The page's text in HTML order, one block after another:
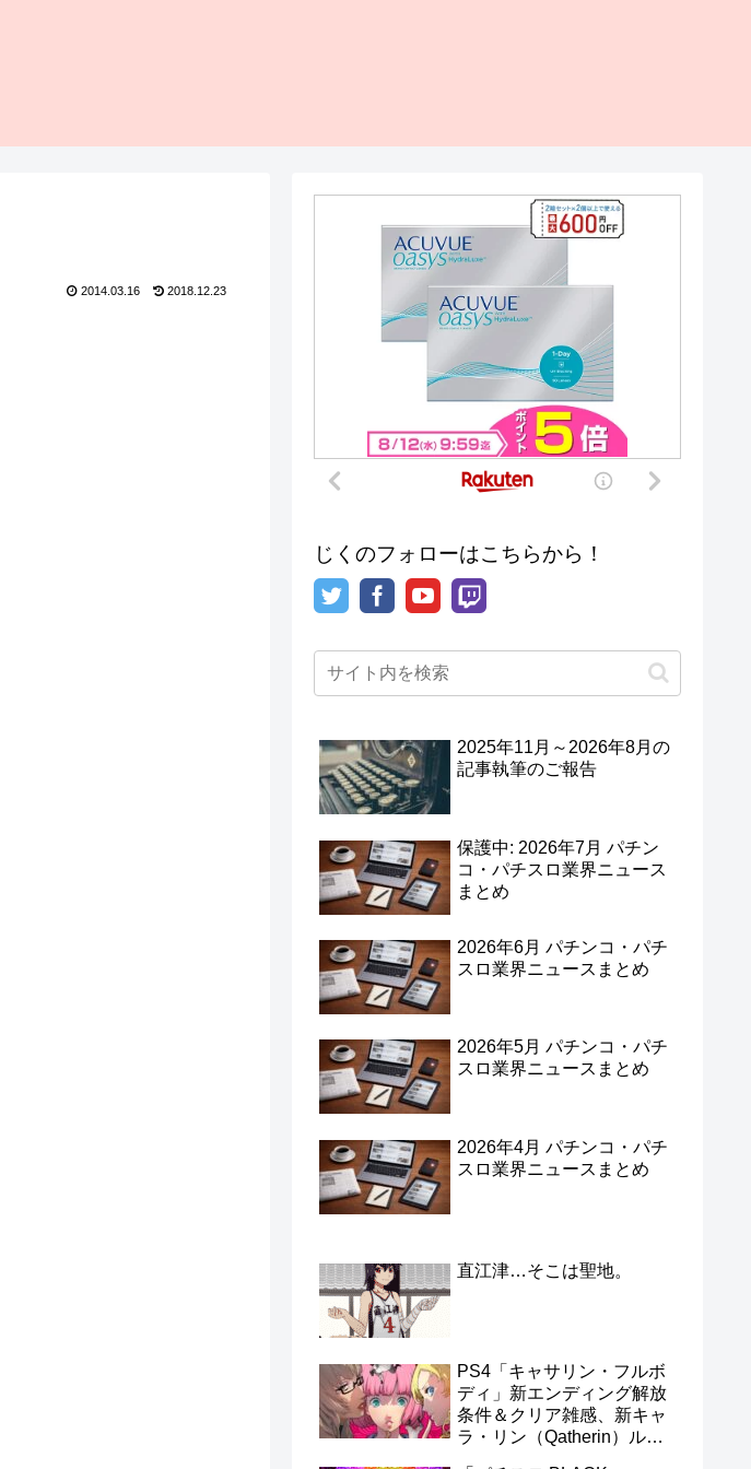
2014.03.16 2018.12.23
じくのフォローはこちらから！
2025年11月～2026年8月の
記事執筆のご報告
保護中: 2026年7月 パチン
コ・パチスロ業界ニュース
まとめ
2026年6月 パチンコ・パチ
スロ業界ニュースまとめ
2026年5月 パチンコ・パチ
スロ業界ニュースまとめ
2026年4月 パチンコ・パチ
スロ業界ニュースまとめ
直江津…そこは聖地。
PS4「キャサリン・フルボ
ディ」新エンディング解放
条件＆クリア雑感、新キャ
ラ・リン（Qatherin）ルー